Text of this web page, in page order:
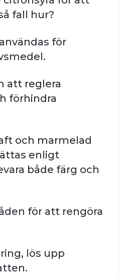
fall hur?
för
att reglera
förhindra
och marmelad
enligt
både färg och
för att rengöra
lös upp